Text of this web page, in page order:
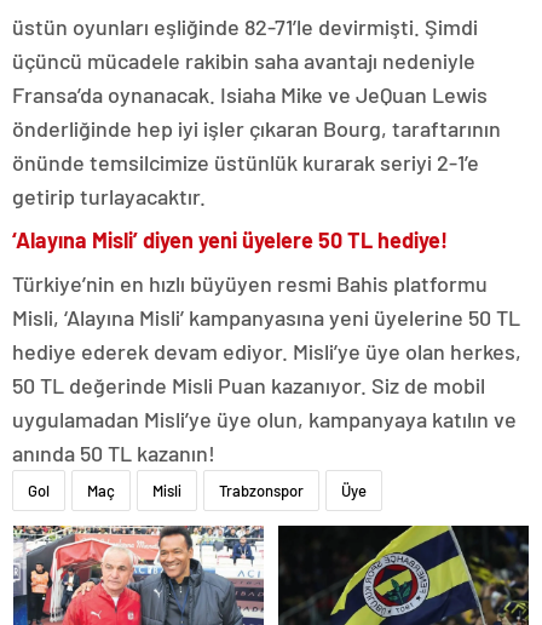
üstün oyunları eşliğinde 82-71’le devirmişti. Şimdi
üçüncü mücadele rakibin saha avantajı nedeniyle
Fransa’da oynanacak. Isiaha Mike ve JeQuan Lewis
önderliğinde hep iyi işler çıkaran Bourg, taraftarının
önünde temsilcimize üstünlük kurarak seriyi 2-1’e
getirip turlayacaktır.
‘Alayına Misli’ diyen yeni üyelere 50 TL hediye!
Türkiye’nin en hızlı büyüyen resmi Bahis platformu
Misli, ‘Alayına Misli’ kampanyasına yeni üyelerine 50 TL
hediye ederek devam ediyor. Misli’ye üye olan herkes,
50 TL değerinde Misli Puan kazanıyor. Siz de mobil
uygulamadan Misli’ye üye olun, kampanyaya katılın ve
anında 50 TL kazanın!
Gol Maç Misli Trabzonspor Üye